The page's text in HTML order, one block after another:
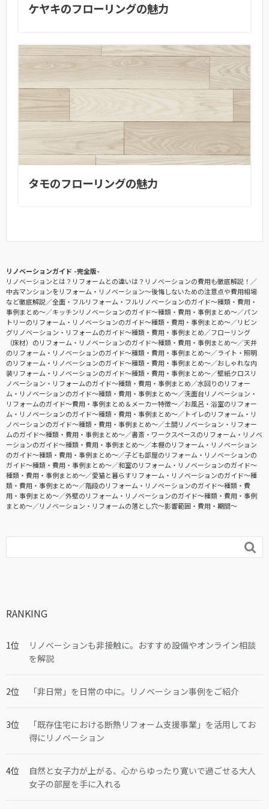
ケヤキのフローリングの魅力
タモのフローリングの魅力
リノベーションガイド -完全版-
リノベーションとは？リフォームとの違いは？リノベーションの費用も徹底解説！
中古マンションをリフォーム・リノベーション〜後悔しないための注意点や費用相場
など徹底解説
全面・フルリフォーム・フルリノベーションのガイド〜種類・費用・
事例まとめ〜
キッチンリノベーションのガイド〜種類・費用・事例まとめ〜
パン
トリーのリフォーム・リノベーションのガイド〜種類・費用・事例まとめ〜
リビン
グリノベーション・リフォームのガイド〜種類・費用・事例まとめ
フローリング
（床材）のリフォーム・リノベーションのガイド〜種類・費用・事例まとめ〜
天井
のリフォーム・リノベーションのガイド〜種類・費用・事例まとめ〜
ライト・照明
のリフォーム・リノベーションのガイド〜種類・費用・事例まとめ〜
おしゃれな内
装リフォーム・リノベーションのガイド〜種類・費用・事例まとめ〜
壁紙クロスリ
ノベーション・リフォームのガイド〜種類・費用・事例まとめ
水回りのリフォー
ム・リノベーションのガイド〜種類・費用・事例まとめ〜
洗面台リノベーション・
リフォームのガイド〜費用・事例まとめ＆メーカー特徴〜
お風呂・浴室のリフォー
ム・リノベーションのガイド〜種類・費用・事例まとめ〜
トイレのリフォーム・リ
ノベーションのガイド〜種類・費用・事例まとめ〜
土間リノベーション・リフォー
ムのガイド〜種類・費用・事例まとめ〜
書斎・ワークスペースのリフォーム・リノベ
ーションのガイド〜種類・費用・事例まとめ〜
本棚のリフォーム・リノベーション
のガイド〜種類・費用・事例まとめ〜
子ども部屋のリフォーム・リノベーションの
ガイド〜種類・費用・事例まとめ〜
和室のリフォーム・リノベーションのガイド〜
種類・費用・事例まとめ〜
愛猫と暮らすリフォーム・リノベーションのガイド〜種
類・費用・事例まとめ〜
階段のリフォーム・リノベーションのガイド〜種類・費
用・事例まとめ〜
外壁のリフォーム・リノベーションのガイド〜種類・費用・事例
まとめ〜
リノベーション・リフォームの落とし穴～影響範囲・費用・期間～

RANKING
リノベーションも非接触に。おすすめ設備やオンライン相談
を解説
「非日常」を日常の中に。リノベーション事例をご紹介
「既存住宅における断熱リフォーム支援事業」を活用してお
得にリノベーション
自然と女子力が上がる、心からゆったり寛いで過ごせる大人
女子の部屋を手に入れる